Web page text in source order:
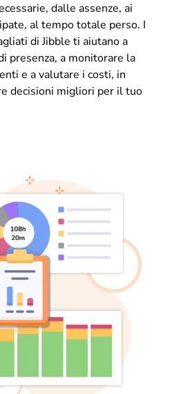
dalle assenze, ai
al tempo totale perso. I
di Jibble ti aiutano a
presenza, a monitorare la
e a valutare i costi, in
decisioni migliori per il tuo